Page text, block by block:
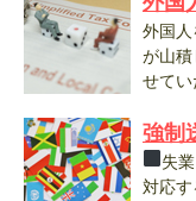
外国
が山積
せてい
強制
失
対応